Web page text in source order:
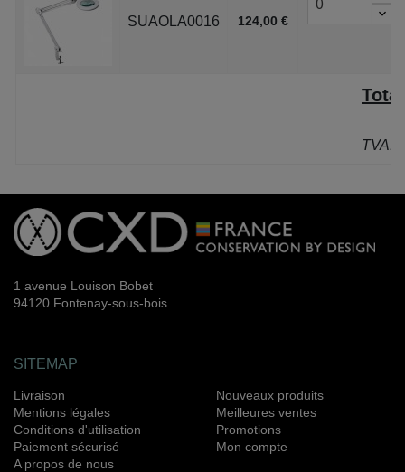
SUAOLA0016 124,00 €
Total
TVA:
1 avenue Louison Bobet
94120 Fontenay-sous-bois
SITEMAP
Livraison
Mentions légales
Conditions d'utilisation
Paiement sécurisé
A propos de nous
Nouveaux produits
Meilleures ventes
Promotions
Mon compte